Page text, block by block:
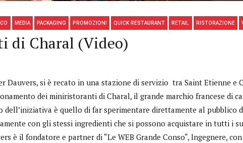
MEDIA PACKAGING PROMOZIONI QUICK RESTAURANT RETAIL RISTORAZIONE
di Charal (Video)
Dauvers, si è recato in una stazione di servizio tra Saint Etienne e
dei miniristoranti di Charal, il grande marchio francese di
dell’iniziativa è quello di far sperimentare direttamente al pubblico
con gli stessi ingredienti che si possono acquistare in tutti i
è il fondatore e partner di “Le WEB Grande Conso“, Ingegnere,